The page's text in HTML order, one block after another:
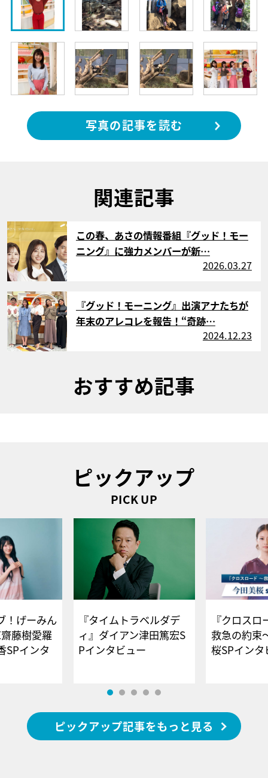
写真の記事を読む
関連記事
サムネイル
この春、あさの情報番組『グッド！モー
ニング』に強力メンバーが新…
2026.03.27
サムネイル
『グッド！モーニング』出演アナたちが
年末のアレコレを報告！“奇跡…
2024.12.23
おすすめ記事
ピックアップ
PICK UP
！げーみん
藤樹愛羅
SPインタ
『タイムトラベルダデ
ィ』ダイアン津田篤宏S
Pインタビュー
『クロス
救急の約束
桜SPイ
ピックアップ記事をもっと見る